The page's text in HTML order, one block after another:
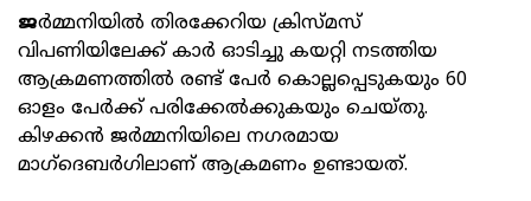
ജര്‍മ്മനിയില്‍ തിരക്കേറിയ ക്രിസ്മസ്
വിപണിയിലേക്ക് കാര്‍ ഓടിച്ചു കയറ്റി നടത്തിയ
ആക്രമണത്തില്‍ രണ്ട് പേര്‍ കൊല്ലപ്പെടുകയും 60
ഓളം പേര്‍ക്ക് പരിക്കേല്‍ക്കുകയും ചെയ്തു.
കിഴക്കന്‍ ജര്‍മ്മനിയിലെ നഗരമായ
മാഗ്‌ദെബര്‍ഗിലാണ് ആക്രമണം ഉണ്ടായത്.